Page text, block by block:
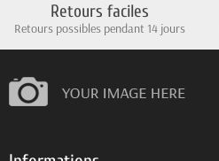
Retours faciles
Retours possibles pendant 14 jours